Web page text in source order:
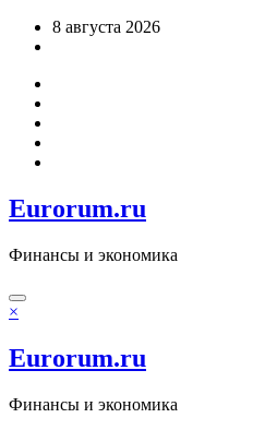
Перейти8 августа 2026
Eurorum.ru
Финансы и экономика
×
Eurorum.ru
Финансы и экономика